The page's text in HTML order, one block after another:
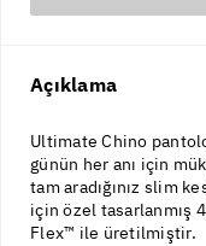
Açıklama
Ultimate Chino
günün her anı için
tam aradığınız slim
için özel tasarlanmış
Flex™ ile üretilmiştir.